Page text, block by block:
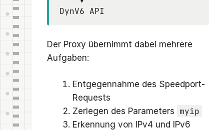
DynV6 API
Der Proxy übernimmt dabei mehrere
Aufgaben:
Entgegennahme des Speedport-
Requests
Zerlegen des Parameters myip
Erkennung von IPv4 und IPv6